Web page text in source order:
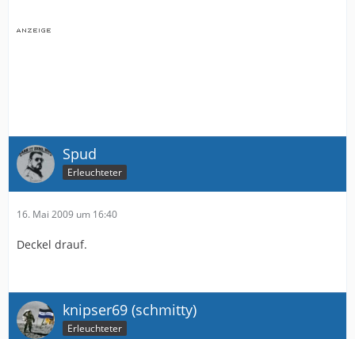
Spud
Erleuchteter
16. Mai 2009 um 16:40
Deckel drauf.
knipser69 (schmitty)
Erleuchteter